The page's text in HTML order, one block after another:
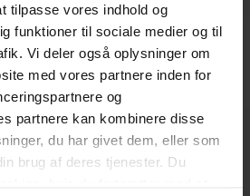
tilpasse vores indhold og
funktioner til sociale medier og til
Vi deler også oplysninger om
med vores partnere inden for
og
partnere kan kombinere disse
du har givet dem, eller som
brug af deres tjenester. Du